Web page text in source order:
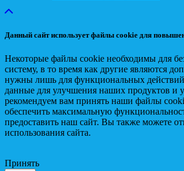
Данный сайт использует файлы cookie для
Некоторые файлы cookie необходимы для
систему, в то время как другие являются
нужны лишь для функциональных
данные для улучшения наших продуктов и
рекомендуем вам принять наши файлы
обеспечить максимальную
предоставить наш сайт. Вы также можете
использования сайта.
Принять